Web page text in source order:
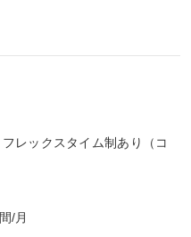
レックスタイム制あり（コ
/月